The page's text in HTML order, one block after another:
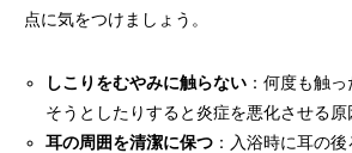
点に気をつけましょう。
しこりをむやみに触らない ：何度も触
そうとしたりすると炎症を悪化させる原
耳の周囲を清潔に保つ ：入浴時に耳の